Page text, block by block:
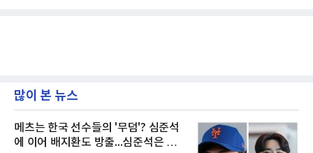
많이 본 뉴스
메츠는 한국 선수들의 '무덤'? 심준석
에 이어 배지환도 방출...심준석은 이